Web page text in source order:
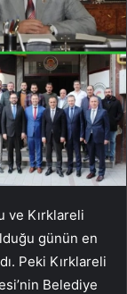
ve Kırklareli
günün en
Peki Kırklareli
Belediye